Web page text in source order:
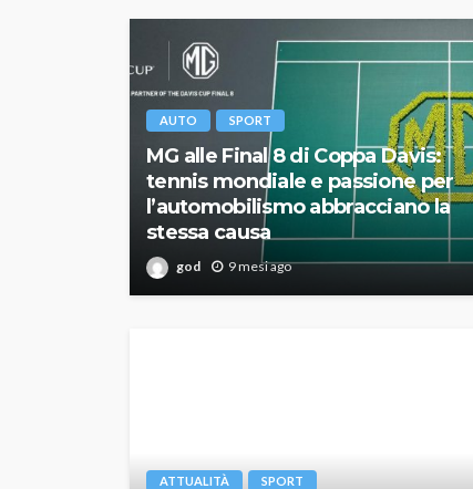
AUTO SPORT
MG alle Final 8 di Coppa Davis:
tennis mondiale e passione per
l’automobilismo abbracciano la
stessa causa
god 9 mesi ago
ATTUALITÀ SPORT